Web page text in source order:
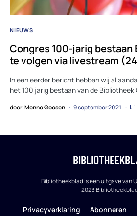
NIEUWS
Congres 100-jarig bestaan
te volgen via livestream
In een eerder bericht hebben wij al
het 100 jarig bestaan van de Bibliotheek
door Menno Goosen 9 september 2021
Bibliotheekblad is een uitgave van
2023
Privacyverklaring Abonneren